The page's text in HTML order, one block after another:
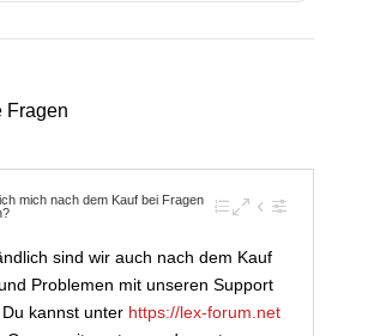
Fragen
mich nach dem Kauf bei Fragen
sind wir auch nach dem Kauf
Problemen mit unseren Support
kannst unter https://lex-forum.net